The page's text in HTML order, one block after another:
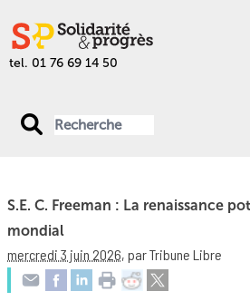
tel. 01 76 69 14 50
S.E. C. Freeman : La renaissance
mondial
mercredi 3 juin 2026, par Tribune Libre